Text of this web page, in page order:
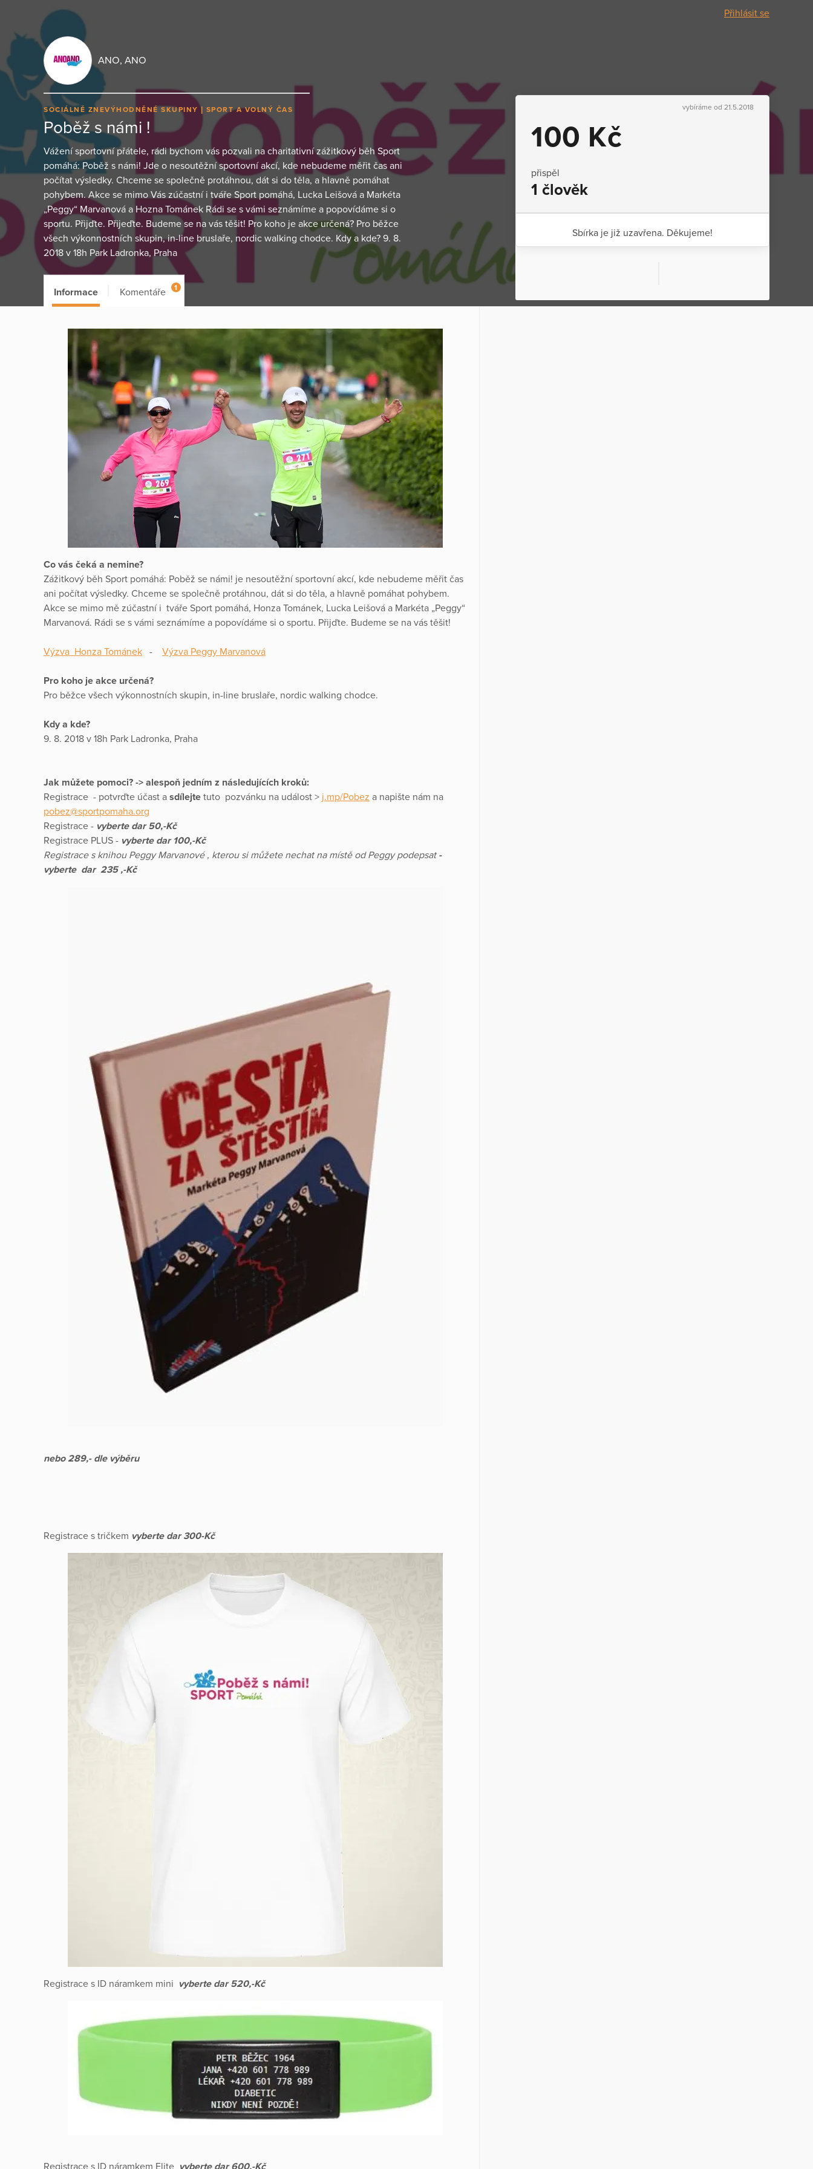
Přihlásit se
ANO, ANO
SOCIÁLNĚ ZNEVÝHODNĚNÉ SKUPINY SPORT A VOLNÝ ČAS
Poběž s námi !
Vážení sportovní přátele, rádi bychom vás pozvali na charitativní zážitkový běh Sport
pomáhá: Poběž s námi! Jde o nesoutěžní sportovní akcí, kde nebudeme měřit čas ani
počítat výsledky. Chceme se společně protáhnou, dát si do těla, a hlavně pomáhat
pohybem. Akce se mimo Vás zúčastní i tváře Sport pomáhá, Lucka Leišová a Markéta
„Peggy“ Marvanová a Hozna Tománek Rádi se s vámi seznámíme a popovídáme si o
sportu. Přijďte. Přijeďte. Budeme se na vás těšit! Pro koho je akce určená? Pro běžce
všech výkonnostních skupin, in-line bruslaře, nordic walking chodce. Kdy a kde? 9. 8.
2018 v 18h Park Ladronka, Praha
vybíráme od 21.5.2018
100 Kč
přispěl
1 člověk
Sbírka je již uzavřena. Děkujeme!
Informace Komentáře 1
Co vás čeká a nemine?
Zážitkový běh Sport pomáhá: Poběž se námi! je nesoutěžní sportovní akcí, kde nebudeme měřit čas
ani počítat výsledky. Chceme se společně protáhnou, dát si do těla, a hlavně pomáhat pohybem.
Akce se mimo mě zúčastní i tváře Sport pomáhá, Honza Tománek, Lucka Leišová a Markéta „Peggy“
Marvanová. Rádi se s vámi seznámíme a popovídáme si o sportu. Přijďte. Budeme se na vás těšit!
Výzva Honza Tománek - Výzva Peggy Marvanová
Pro koho je akce určená?
Pro běžce všech výkonnostních skupin, in-line bruslaře, nordic walking chodce.
Kdy a kde?
9. 8. 2018 v 18h Park Ladronka, Praha
Jak můžete pomoci? -> alespoň jedním z následujících kroků:
Registrace - potvrďte účast a sdílejte tuto pozvánku na událost > j.mp/Pobez a napište nám na
pobez@sportpomaha.org
Registrace - vyberte dar 50,-Kč
Registrace PLUS - vyberte dar 100,-Kč
Registrace s knihou Peggy Marvanové , kterou si můžete nechat na místě od Peggy podepsat-
vyberte dar 235 ,-Kč
nebo 289,- dle výběru
Registrace s tričkem vyberte dar 300-Kč
Registrace s ID náramkem mini vyberte dar 520,-Kč
Registrace s ID náramkem Elite vyberte dar 600,-Kč